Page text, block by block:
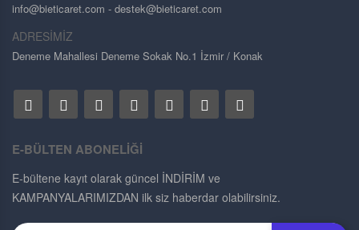
info@bieticaret.com - destek@bieticaret.com
ADRESİMİZ
Deneme Mahallesi Deneme Sokak No.1 İzmir / Konak
E-BÜLTEN ABONELİĞİ
E-bültene kayıt olarak güncel İNDİRİM ve
KAMPANYALARIMIZDAN ilk siz haberdar olabilirsiniz.